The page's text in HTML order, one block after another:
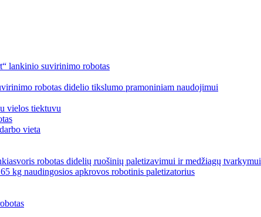
lankinio suvirinimo robotas
robotas didelio tikslumo pramoniniam naudojimui
vielos tiektuvu
vieta
robotas didelių ruošinių paletizavimui ir medžiagų tvarkymui
kg naudingosios apkrovos robotinis paletizatorius